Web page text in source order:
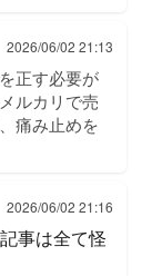
2026/06/02 21:13
正す必要が
ルカリで売
痛み止めを
2026/06/02 21:16
事は全て怪